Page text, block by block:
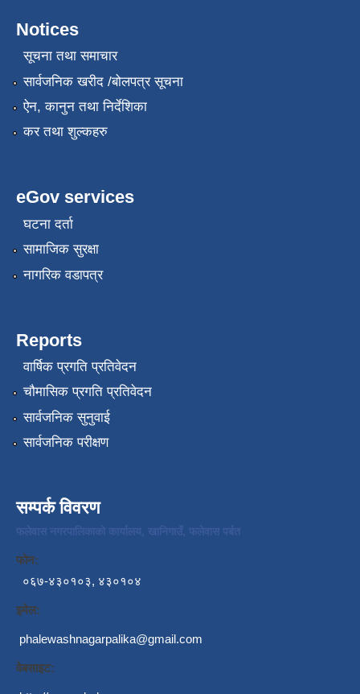
Notices
सूचना तथा समाचार
सार्वजनिक खरीद /बोलपत्र सूचना
ऐन, कानुन तथा निर्देशिका
कर तथा शुल्कहरु
eGov services
घटना दर्ता
सामाजिक सुरक्षा
नागरिक वडापत्र
Reports
वार्षिक प्रगति प्रतिवेदन
चौमासिक प्रगति प्रतिवेदन
सार्वजनिक सुनुवाई
सार्वजनिक परीक्षण
सम्पर्क विवरण
फलेवास नगरपालिकाको कार्यालय, खानिगाउँ, फलेवास पर्बत
फोन:
०६७-४३०१०३, ४३०१०४
इमेल:
phalewashnagarpalika@gmail.com
वेबसाइट: